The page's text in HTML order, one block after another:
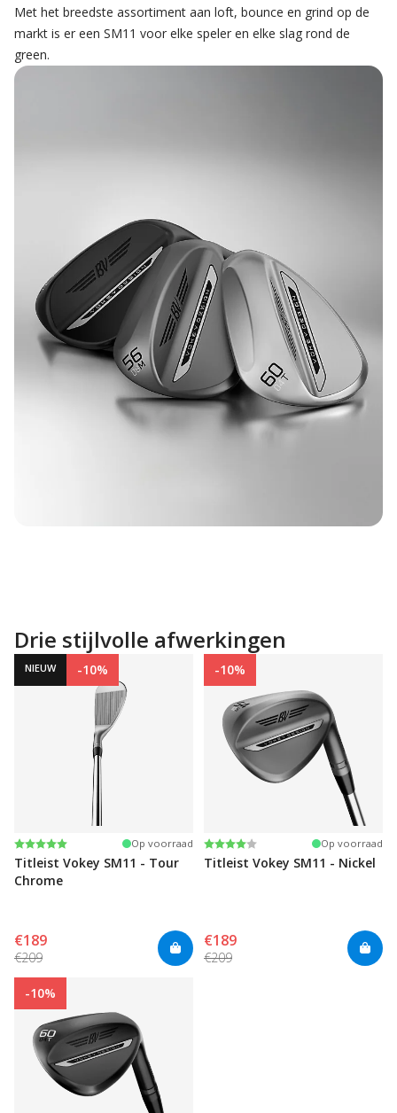
Met het breedste assortiment aan loft, bounce en grind op de
markt is er een SM11 voor elke speler en elke slag rond de
green.
Drie stijlvolle afwerkingen
NIEUW -10%
Beoordeling:
5.0 uit 5 sterren Op voorraad
Titleist Vokey SM11 - Tour
Chrome
€189
€209
-10%
Beoordeling:
4.0 uit 5 sterren Op voorraad
Titleist Vokey SM11 - Nickel
€189
€209
-10%